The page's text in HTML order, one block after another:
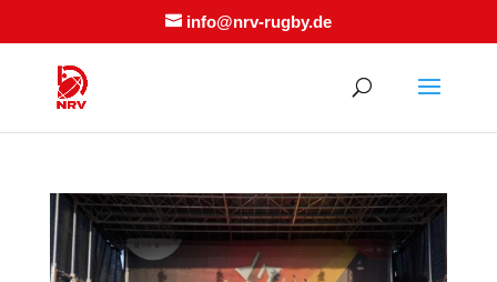
info@nrv-rugby.de